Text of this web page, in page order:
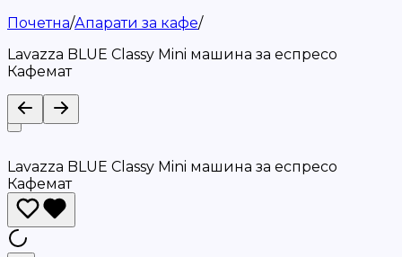
Почетна/Апарати за кафе/
Lavazza BLUE Classy Mini машина за еспресо
Кафемат
Lavazza BLUE Classy Mini машина за еспресо
Кафемат